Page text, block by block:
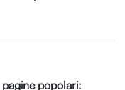
pagine popolari: